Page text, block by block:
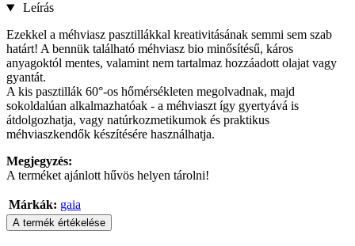
Leírás
Ezekkel a méhviasz pasztillákkal kreativitásának semmi sem szab
határt! A bennük található méhviasz bio minősítésű, káros
anyagoktól mentes, valamint nem tartalmaz hozzáadott olajat vagy
gyantát.
A kis pasztillák 60°-os hőmérsékleten megolvadnak, majd
sokoldalúan alkalmazhatóak - a méhviaszt így gyertyává is
átdolgozhatja, vagy natúrkozmetikumok és praktikus
méhviaszkendők készítésére használhatja.
Megjegyzés:
A terméket ajánlott hűvös helyen tárolni!
Márkák: gaia
A termék értékelése